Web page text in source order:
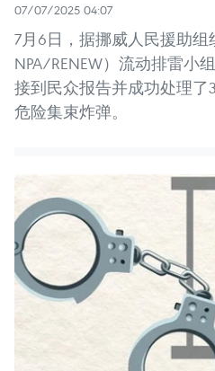
07/07/2025 04:07
7月6日，据挪威人民援助
NPA/RENEW）流动排雷小
接到民众报告并成功处理了
危险集束炸弹。